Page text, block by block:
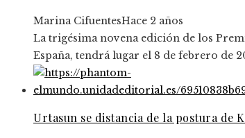
Marina CifuentesHace 2 años
La trigésima novena edición de los
España, tendrá lugar el 8 de febrero de
Urtasun se distancia de la postura de